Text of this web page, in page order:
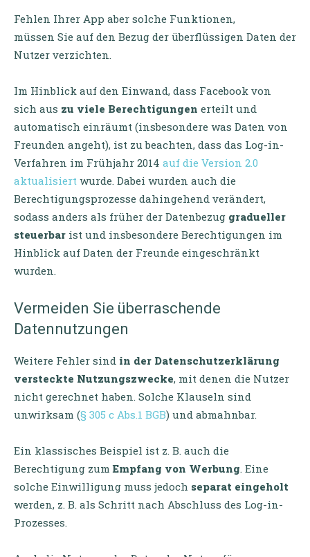
Fehlen Ihrer App aber solche Funktionen,
müssen Sie auf den Bezug der überflüssigen Daten der
Nutzer verzichten.
Im Hinblick auf den Einwand, dass Facebook von
sich aus zu viele Berechtigungen erteilt und
automatisch einräumt (insbesondere was Daten von
Freunden angeht), ist zu beachten, dass das Log-in-
Verfahren im Frühjahr 2014 auf die Version 2.0
aktualisiert wurde. Dabei wurden auch die
Berechtigungsprozesse dahingehend verändert,
sodass anders als früher der Datenbezug gradueller
steuerbar ist und insbesondere Berechtigungen im
Hinblick auf Daten der Freunde eingeschränkt
wurden.
Vermeiden Sie überraschende
Datennutzungen
Weitere Fehler sind in der Datenschutzerklärung
versteckte Nutzungszwecke, mit denen die Nutzer
nicht gerechnet haben. Solche Klauseln sind
unwirksam (§ 305 c Abs.1 BGB) und abmahnbar.
Ein klassisches Beispiel ist z. B. auch die
Berechtigung zumEmpfang von Werbung . Eine
solche Einwilligung muss jedoch separat eingeholt
werden, z. B. als Schritt nach Abschluss des Log-in-
Prozesses.